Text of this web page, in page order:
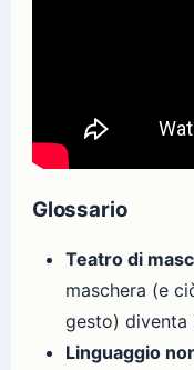
Glossario
Teatro di
maschera (e
gesto) diventa
Linguaggio